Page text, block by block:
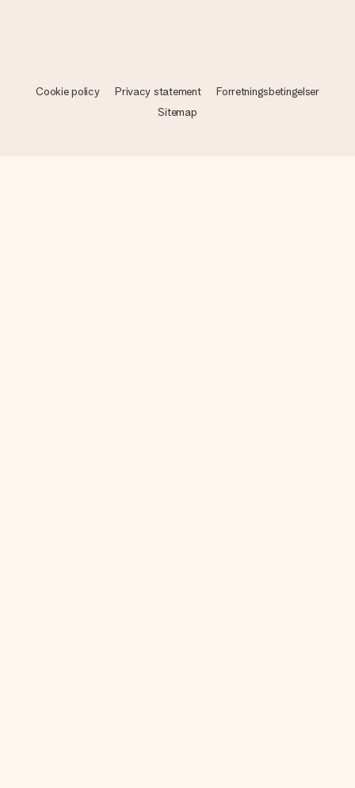
Cookie policy Privacy statement
Forretningsbetingelser
Sitemap